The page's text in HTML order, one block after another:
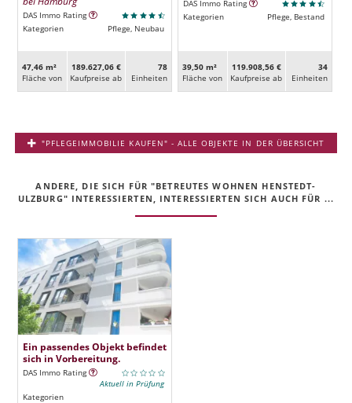
DAS Immo Rating
Kategorien
Pflege, Neubau
47,46 m²
Fläche von
189.627,06 €
Kaufpreise ab
78
Ein­heiten
DAS Immo Rating
Kategorien
Pflege, Bestand
39,50 m²
Fläche von
119.908,56 €
Kaufpreise ab
34
Ein­heiten
"PFLEGEIMMOBILIE KAUFEN" - ALLE OBJEKTE IN DER ÜBERSICHT
ANDERE, DIE SICH FÜR "BETREUTES WOHNEN HENSTEDT-
ULZBURG" INTERESSIERTEN, INTERESSIERTEN SICH AUCH FÜR ...
Ein passendes Objekt befindet
sich in Vorbereitung.
DAS Immo Rating
Aktuell in Prüfung
Kategorien